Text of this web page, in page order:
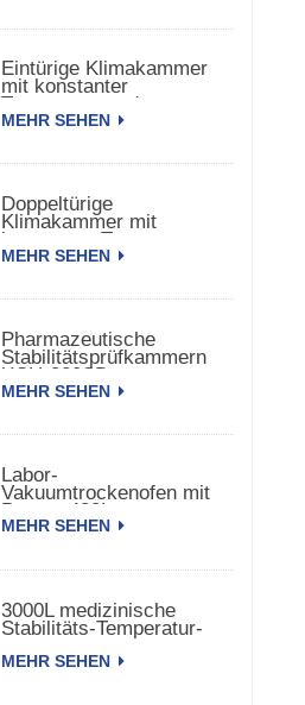
Eintürige Klimakammer
mit konstanter
Temperatur und
Luftfeuchtigkeit
MEHR SEHEN
Doppeltürige
Klimakammer mit
konstanter Temperatur
und Luftfeuchtigkeit
MEHR SEHEN
Pharmazeutische
Stabilitätsprüfkammern
XCH-320SD
MEHR SEHEN
Labor-
Vakuumtrockenofen mit
Pumpe 420L
MEHR SEHEN
3000L medizinische
Stabilitäts-Temperatur-
Feuchtigkeitskammer
XCH-3000SD
MEHR SEHEN